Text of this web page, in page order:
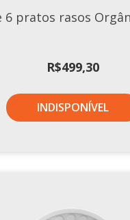
6 pratos rasos
R$499,30
INDISPONÍVEL